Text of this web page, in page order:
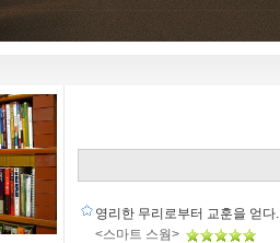
영리한 무리로부터 교훈을 얻다.
<스마트 스웜>